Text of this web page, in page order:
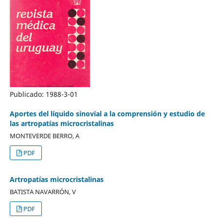
Publicado: 1988-3-01
Aportes del líquido sinovial a la comprensión y estudio de
las artropatías microcristalinas
MONTEVERDE BERRO, A
PDF
Artropatías microcristalinas
BATISTA NAVARRÓN, V
PDF